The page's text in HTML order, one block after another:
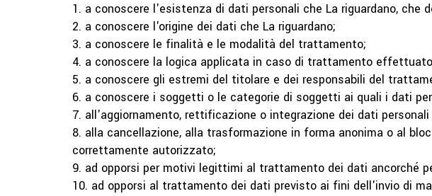
1. a conoscere l'esistenza di dati personali che La riguardano,
2. a conoscere l'origine dei dati che La riguardano;
3. a conoscere le finalità e le modalità del trattamento;
4. a conoscere la logica applicata in caso di trattamento
5. a conoscere gli estremi del titolare e dei responsabili del
6. a conoscere i soggetti o le categorie di soggetti ai quali i dati
7. all'aggiornamento, rettificazione o integrazione dei dati personali
8. alla cancellazione, alla trasformazione in forma anonima o al
correttamente autorizzato;
9. ad opporsi per motivi legittimi al trattamento dei dati ancorché
10. ad opporsi al trattamento dei dati previsto ai fini dell'invio di